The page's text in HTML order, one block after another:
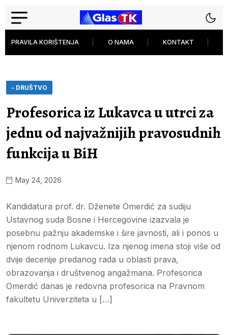
PRAVILA KORIŠTENJA O NAMA KONTAKT
- DRUŠTVO
Profesorica iz Lukavca u utrci za
jednu od najvažnijih pravosudnih
funkcija u BiH
May 24, 2026
Kandidatura prof. dr. Dženete Omerdić za sudiju
Ustavnog suda Bosne i Hercegovine izazvala je
posebnu pažnju akademske i šire javnosti, ali i ponos u
njenom rodnom Lukavcu. Iza njenog imena stoji više od
dvije decenije predanog rada u oblasti prava,
obrazovanja i društvenog angažmana. Profesorica
Omerdić danas je redovna profesorica na Pravnom
fakultetu Univerziteta u […]